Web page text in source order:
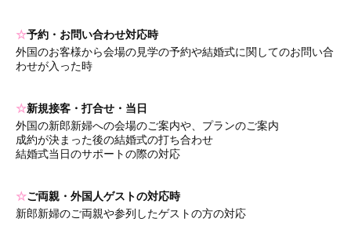
☆予約・お問い合わせ対応時
外国のお客様から会場の見学の予約や結婚式に関してのお問い合
わせが入った時
☆新規接客・打合せ・当日
外国の新郎新婦への会場のご案内や、プランのご案内
成約が決まった後の結婚式の打ち合わせ
結婚式当日のサポートの際の対応
☆ご両親・外国人ゲストの対応時
新郎新婦のご両親や参列したゲストの方の対応